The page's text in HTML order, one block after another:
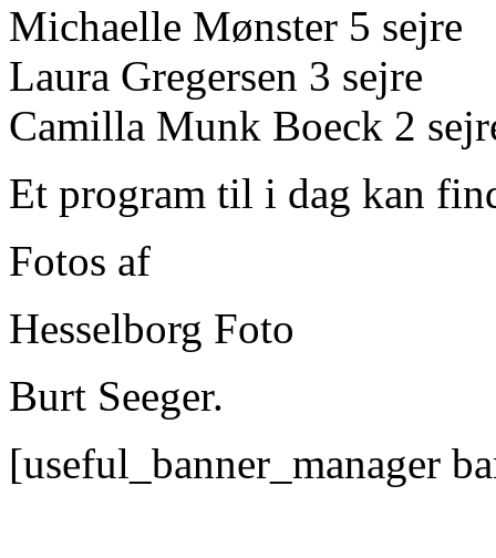
Michaelle Mønster 5 sejre
Laura Gregersen 3 sejre
Camilla Munk Boeck 2
Et program til i dag kan
Fotos af
Hesselborg Foto
Burt Seeger.
[useful_banner_manager